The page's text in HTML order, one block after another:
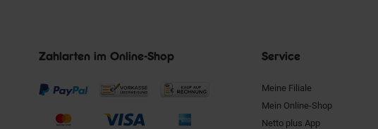
Zahlarten im Online-Shop Service
Meine Filiale
Mein Online-Shop
Netto plus App